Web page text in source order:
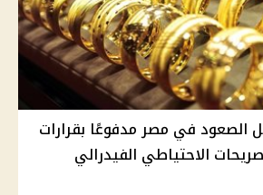
الصعود في مصر مدفوعًا بقرارات
الاحتياطي الفيدرالي